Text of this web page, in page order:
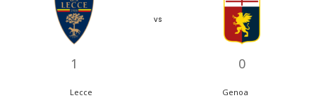
1
vs
0
Lecce Genoa